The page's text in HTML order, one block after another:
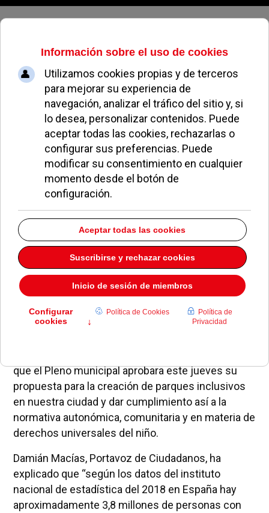
Jueves, 06 de agosto de 2026
Pozuelo creará parques infantiles
inclusivos a propuesta de
Ciudadanos
REDACCIÓN POLÍTICA 24 JUNIO 2021
que el Pleno municipal aprobara este jueves su
propuesta para la creación de parques inclusivos
en nuestra ciudad y dar cumplimiento así a la
normativa autonómica, comunitaria y en materia de
derechos universales del niño.
Damián Macías, Portavoz de Ciudadanos, ha
explicado que “según los datos del instituto
nacional de estadística del 2018 en España hay
aproximadamente 3,8 millones de personas con